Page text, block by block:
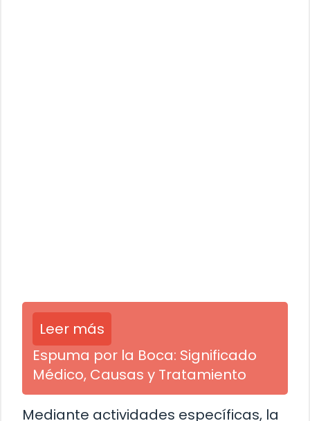
Leer más
Espuma por la Boca: Significado
Médico, Causas y Tratamiento
Mediante actividades específicas, la